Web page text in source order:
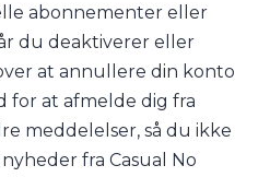
abonnementer eller
du deaktiverer eller
at annullere din konto
for at afmelde dig fra
meddelelser, så du ikke
fra Casual No